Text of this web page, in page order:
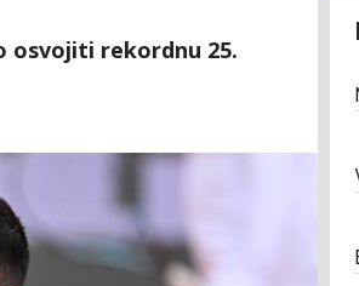
osvojiti rekordnu 25.